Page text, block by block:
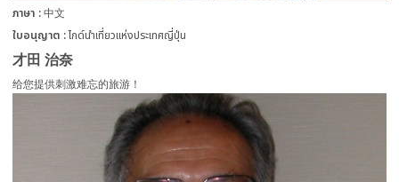
才田 治奈
ภาษา 中文
ใบอนุญาต ไกด์นำเที่ยวแห่งประเทศญี่ปุ่น
给您提供刺激难忘的旅游！
more